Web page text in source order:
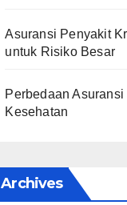
Asuransi Penyakit
untuk Risiko Besar
Perbedaan
Kesehatan
Archives